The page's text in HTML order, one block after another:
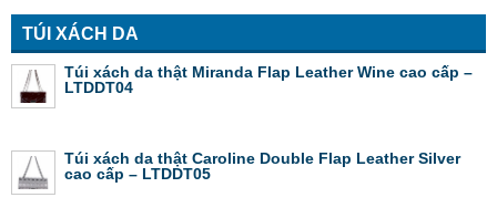
TÚI XÁCH DA
Túi xách da thật Miranda Flap Leather Wine cao cấp –
LTDDT04
Túi xách da thật Caroline Double Flap Leather Silver
cao cấp – LTDDT05